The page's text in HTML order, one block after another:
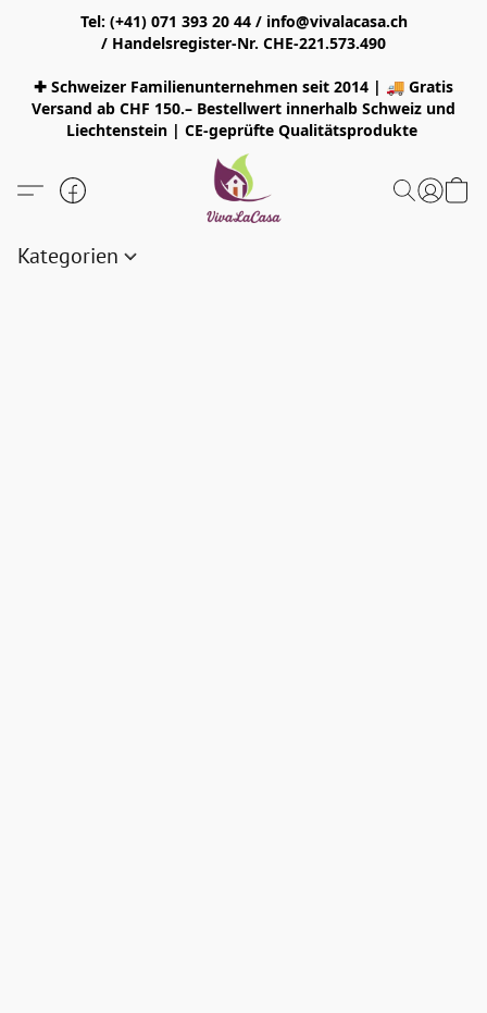
Tel: (+41) 071 393 20 44 / info@vivalacasa.ch
/ Handelsregister-Nr. CHE-221.573.490
✚ Schweizer Familienunternehmen seit 2014 | 🚚 Gratis
Versand ab CHF 150.– Bestellwert innerhalb Schweiz und
Liechtenstein | CE-geprüfte Qualitätsprodukte
Kategorien